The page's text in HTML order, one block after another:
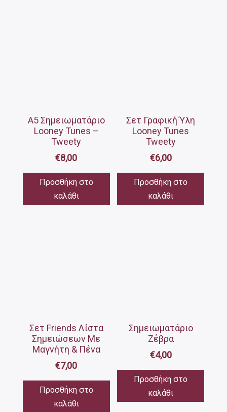
Α5 Σημειωματάριο
Looney Tunes –
Tweety
€8,00
Προσθήκη στο
καλάθι
Σετ Γραφική Ύλη
Looney Tunes
Tweety
€6,00
Προσθήκη στο
καλάθι
Σετ Friends Λίστα
Σημειώσεων Με
Μαγνήτη & Πένα
€7,00
Προσθήκη στο
καλάθι
Σημειωματάριο
Ζέβρα
€4,00
Προσθήκη στο
καλάθι